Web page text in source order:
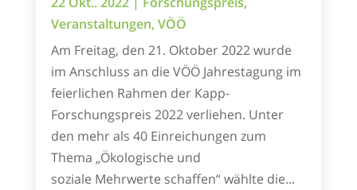
Veranstaltungen, VÖÖ
Am Freitag, den 21. Oktober 2022 wurde
im Anschluss an die VÖÖ Jahrestagung im
feierlichen Rahmen der Kapp-
Forschungspreis 2022 verliehen. Unter
den mehr als 40 Einreichungen zum
Thema „Ökologische und
soziale Mehrwerte schaffen“ wählte die...